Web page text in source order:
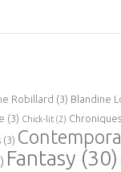
Robillard (3) Blandine
(3) Chick-lit (2)
(3)
Fantasy (30)